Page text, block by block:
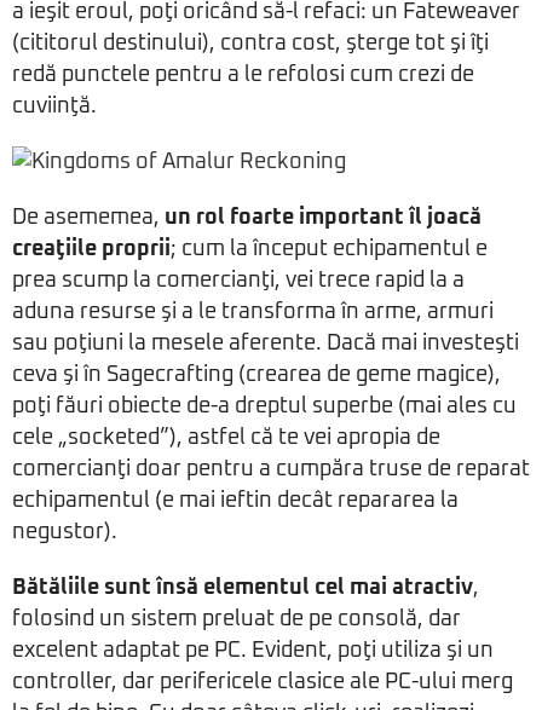
a ieşit eroul, poţi oricând să-l refaci: un Fateweaver
(cititorul destinului), contra cost, şterge tot şi îţi
redă punctele pentru a le refolosi cum crezi de
cuviinţă.
De asememea, un rol foarte important îl joacă
creaţiile proprii; cum la început echipamentul e
prea scump la comercianţi, vei trece rapid la a
aduna resurse şi a le transforma în arme, armuri
sau poţiuni la mesele aferente. Dacă mai investeşti
ceva şi în Sagecrafting (crearea de geme magice),
poţi făuri obiecte de-a dreptul superbe (mai ales cu
cele „socketed”), astfel că te vei apropia de
comercianţi doar pentru a cumpăra truse de reparat
echipamentul (e mai ieftin decât repararea la
negustor).
Bătăliile sunt însă elementul cel mai atractiv,
folosind un sistem preluat de pe consolă, dar
excelent adaptat pe PC. Evident, poţi utiliza şi un
controller, dar perifericele clasice ale PC-ului merg